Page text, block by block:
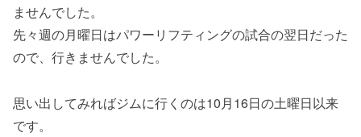
ませんでした。
先々週の月曜日はパワーリフティングの試合の翌日だった
ので、行きませんでした。
思い出してみればジムに行くのは10月16日の土曜日以来
です。